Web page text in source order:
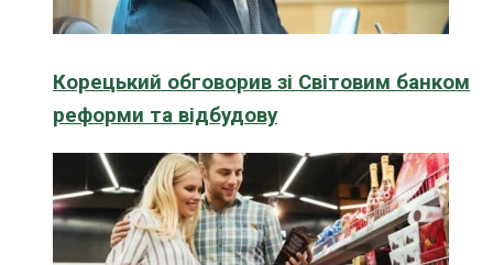
Корецький обговорив зі Світовим банком
реформи та відбудову